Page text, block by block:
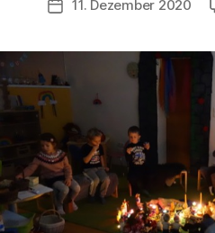
Veröffentlichungsdatum
11. Dezember 2020